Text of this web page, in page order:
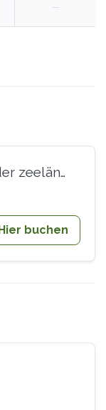
—
🍂 Herbsturlaub an der zeeländischen Küste
Hier buchen